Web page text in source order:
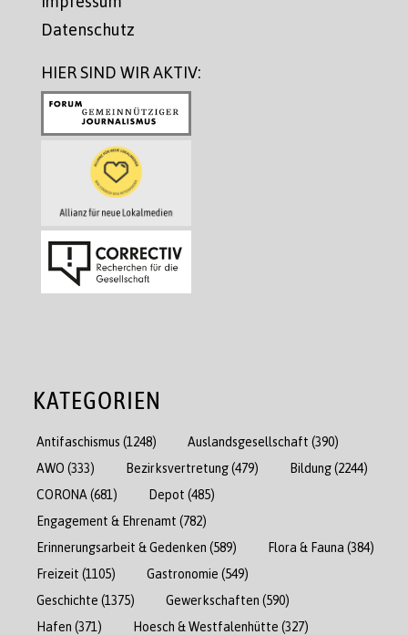
Datenschutz
HIER SIND WIR AKTIV:
KATEGORIEN
Antifaschismus (1248) Auslandsgesellschaft (390)
AWO (333) Bezirksvertretung(479) Bildung(2244)
CORONA (681) Depot (485)
Engagement & Ehrenamt (782)
Erinnerungsarbeit & Gedenken (589) Flora & Fauna (384)
Freizeit (1105) Gastronomie (549)
Geschichte (1375) Gewerkschaften (590)
Hafen (371) Hoesch & Westfalenhütte (327)